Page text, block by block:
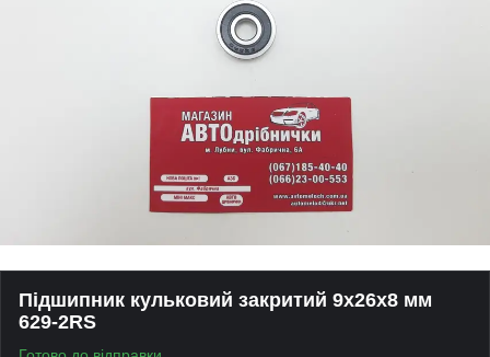
Підшипник кульковий закритий 9х26х8 мм
629-2RS